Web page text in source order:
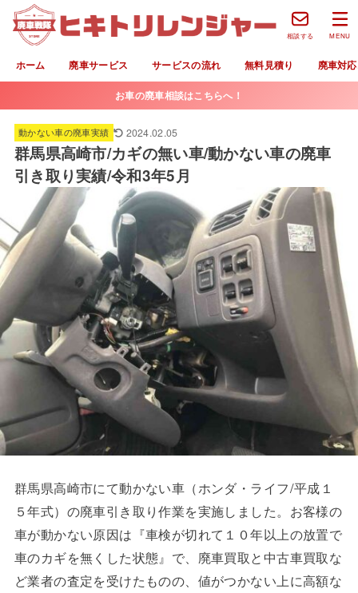
ホーム 廃車サービス サービスの流れ 無料見積り 廃車対
相談する MENU
お車の廃車相談はこちらへ！
動かない車の廃車実績 2024.02.05
群馬県高崎市/カギの無い車/動かない車の廃車
引き取り実績/令和3年5月
群馬県高崎市にて動かない車（ホンダ・ライフ/平成１
５年式）の廃車引き取り作業を実施しました。お客様の
車が動かない原因は『車検が切れて１０年以上の放置で
車のカギを無くした状態』で、廃車買取と中古車買取な
ど業者の査定を受けたものの、値がつかない上に高額な